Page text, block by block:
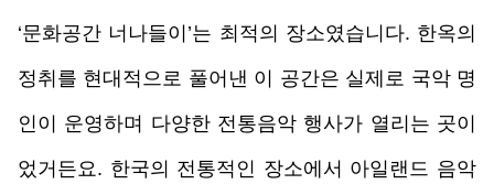
‘문화공간 너나들이’는 최적의 장소였습니다. 한옥의
정취를 현대적으로 풀어낸 이 공간은 실제로 국악 명
인이 운영하며 다양한 전통음악 행사가 열리는 곳이
었거든요. 한국의 전통적인 장소에서 아일랜드 음악